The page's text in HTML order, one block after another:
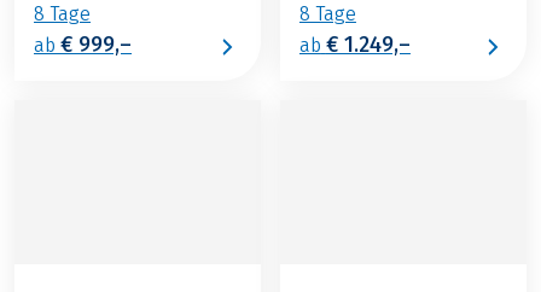
8 Tage
ab € 999,–
8 Tage
ab € 1.249,–